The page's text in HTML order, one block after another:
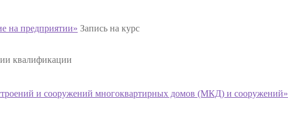
на предприятии» Запись на курс
квалификации
и сооружений многоквартирных домов (МКД) и сооружений»